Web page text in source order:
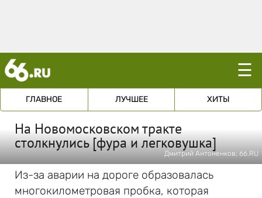
☰
ГЛАВНОЕ ЛУЧШЕЕ ХИТЫ
На Новомосковском тракте
столкнулись [фура и легковушка]
Дмитрий Антоненков; 66.RU
Из-за аварии на дороге образовалась
многокилометровая пробка, которая